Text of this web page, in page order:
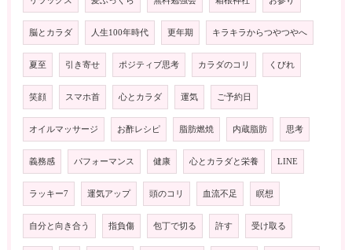
脳とカラダ 人生100年時代 更年期 キラキラからつやつやへ
夏至 引き寄せ ポジティブ思考 カラダのコリ くびれ
笑顔 スマホ首 心とカラダ 運気 ご予約日
オイルマッサージ お酢レシピ 脂肪燃焼 内蔵脂肪 思考
義務感 パフォーマンス 健康 心とカラダと栄養 LINE
ラッキー7 運気アップ 頭のコリ 血流不足 瞑想
自分と向き合う 指負傷 包丁で切る 許す 受け取る